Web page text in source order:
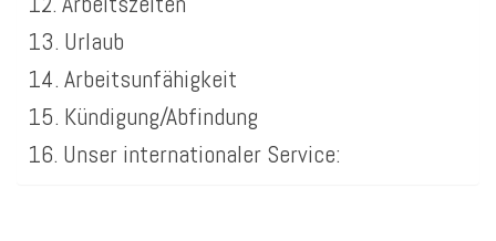
Urlaub
Arbeitsunfähigkeit
Kündigung/Abfindung
Unser internationaler Service: